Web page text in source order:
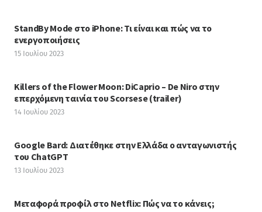
StandBy Mode στο iPhone: Τι είναι και πώς να το
ενεργοποιήσεις
15 Ιουλίου 2023
Killers of the Flower Moon: DiCaprio – De Niro στην
επερχόμενη ταινία του Scorsese (trailer)
14 Ιουλίου 2023
Google Bard: Διατέθηκε στην Ελλάδα ο ανταγωνιστής
του ChatGPT
13 Ιουλίου 2023
Μεταφορά προφίλ στο Netflix: Πώς να το κάνεις;